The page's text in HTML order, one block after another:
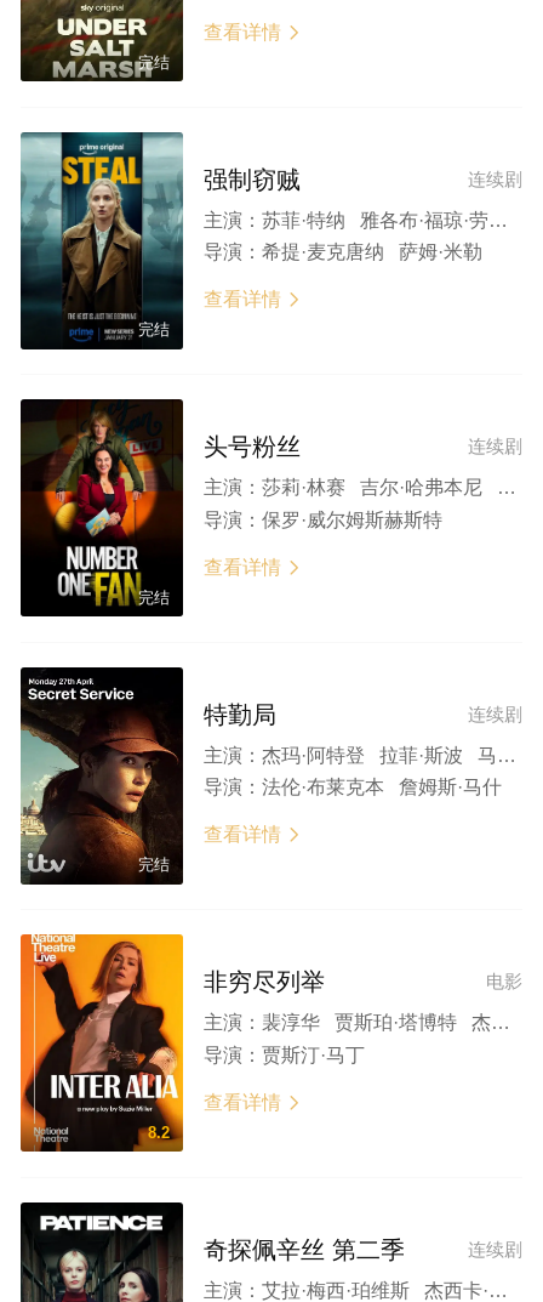
完结
查看详情 
完结
连续剧
强制窃贼
主演： 苏菲·特纳 雅各布·福琼·劳埃德 阿奇·马德基 安德鲁·霍华德 艾莉·詹姆斯 乔纳森·斯林格 哈里·米歇尔 Thomas Larkin 塔拉·萨莫斯
导演： 希提·麦克唐纳 萨姆·米勒
查看详情 
完结
连续剧
头号粉丝
主演： 莎莉·林赛 吉尔·哈弗本尼 丹尼尔·阿德博伊加 迪恩·安德鲁斯 夏琳·怀特 艾琳·沙纳赫 蒂芙尼·格雷 本·史蒂文森-兰利
导演： 保罗·威尔姆斯赫斯特
查看详情 
完结
连续剧
特勤局
主演： 杰玛·阿特登 拉菲·斯波 马克·斯坦利 阿莉克丝·金斯顿 罗杰·阿拉姆 阿维·纳什 赫立德·阿卜杜拉 罗森达·桑德尔 伊芙·海因德 安马卡·奥卡福
导演： 法伦·布莱克本 詹姆斯·马什
查看详情 
8.2
电影
非穷尽列举
主演： 裴淳华 贾斯珀·塔博特 杰米·格洛弗 埃斯玛·阿卡尔
导演： 贾斯汀·马丁
查看详情 
连续剧
奇探佩辛丝 第二季
主演： 艾拉·梅西·珀维斯 杰西卡·海因斯 纳森·威尔士 马克·本顿 阿德里安·劳林斯 Ali Ariaie Connor Curren 丽莎·萨多威 汤姆·李维斯